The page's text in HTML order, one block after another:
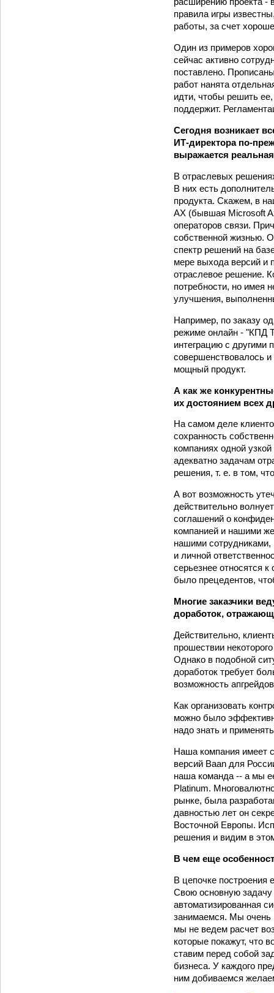
правила игры
работы, за счет
Один из примеров
сейчас активно
поставлено.
работ нанята
идти, чтобы решить
поддержит.
Сегодня возникает
ИТ-директора по-
выражается
В отраслевых
В них есть
продукта. Скажем, в
AX (бывшая Microsoft
операторов связи.
собственной жизнью.
спектр решений на
мере выхода версий и
отраслевое решение.
потребности, но имея
улучшения,
Например, по заказу
режиме онлайн - "КПД
интеграцию с другими
совершенствовалось
мощный продукт.
А как же
их достоянием всех
На самом деле
сохранность
компаниях одной
адекватно задачам
решения, т. е. в том,
А вот возможность
действительно
соглашений о
компанией и нашими
нашими сотрудниками,
и личной
серьезнее относятся
было прецедентов,
Многие заказчики
доработок,
Действительно,
прошествии
Однако в подобной
доработок требует
возможность
Как организовать
можно было
надо знать и
Наша компания имеет
версий Baan для
наша команда -- а мы
Platinum.
рынке, была
давностью лет он
Восточной Европы.
решения и видим в
В чем еще
В цепочке построения
Свою основную
автоматизированная
занимаемся. Мы очень
мы не ведем расчет
которые покажут, что
ставим перед собой
бизнеса. У каждого
ним добиваемся